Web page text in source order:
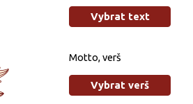
Vybrat text
Motto, verš
Vybrat verš